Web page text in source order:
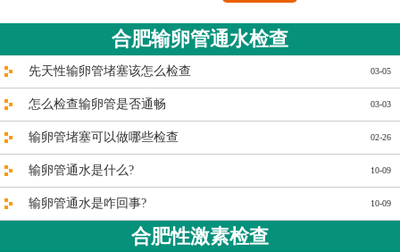
合肥输卵管通水检查
03-05
先天性输卵管堵塞该怎么检查
03-03
怎么检查输卵管是否通畅
02-26
输卵管堵塞可以做哪些检查
10-09
输卵管通水是什么?
10-09
输卵管通水是咋回事?
合肥性激素检查